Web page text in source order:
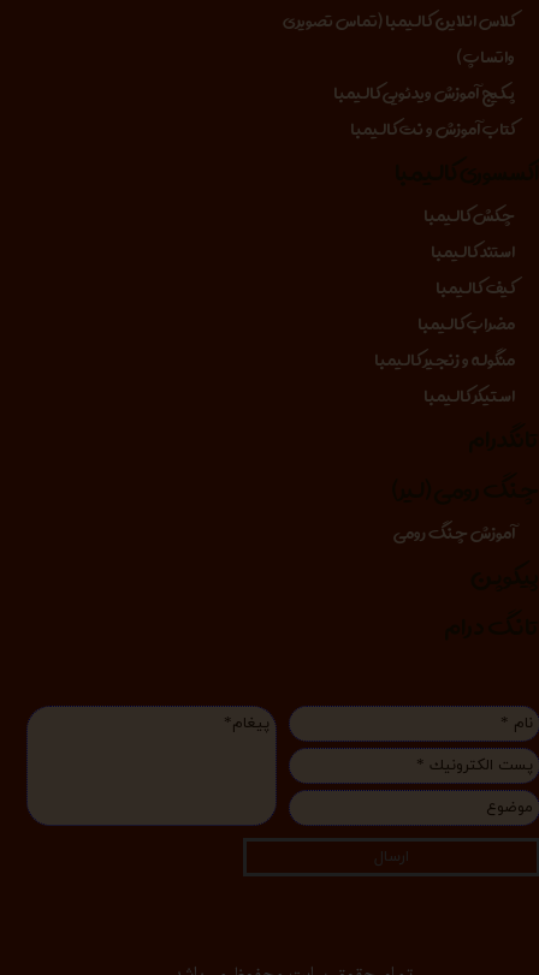
ارسال
کلاس انلاین کالیمبا (تماس تصویری
واتساپ)
پکیج آموزش ویدئویی کالیمبا
کتاب آموزش و نت کالیمبا
چکش کالیمبا
استند کالیمبا
کیف کالیمبا
مضراب کالیمبا
منگوله و زنجیر کالیمبا
استیکر کالیمبا
آموزش چنگ رومی